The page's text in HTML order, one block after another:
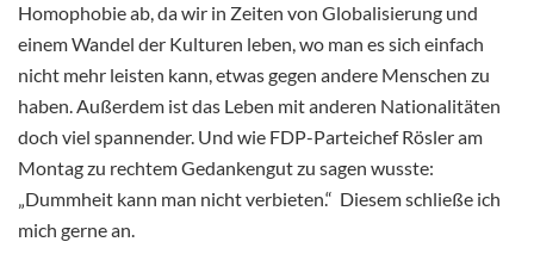
Homophobie ab, da wir in Zeiten von Globalisierung und
einem Wandel der Kulturen leben, wo man es sich einfach
nicht mehr leisten kann, etwas gegen andere Menschen zu
haben. Außerdem ist das Leben mit anderen Nationalitäten
doch viel spannender. Und wie FDP-Parteichef Rösler am
Montag zu rechtem Gedankengut zu sagen wusste:
„Dummheit kann man nicht verbieten.“ Diesem schließe ich
mich gerne an.